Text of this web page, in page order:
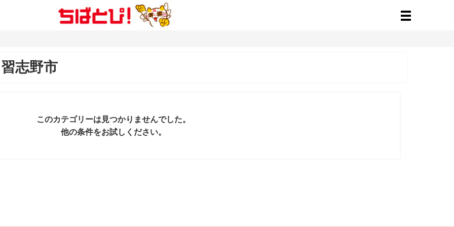
習志野市
このカテゴリーは見つかりませんでした。
他の条件をお試しください。